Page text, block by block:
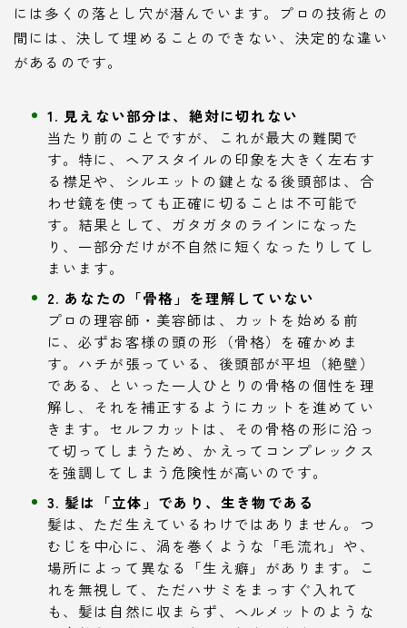
には多くの落とし穴が潜んでいます。プロの技術との
間には、決して埋めることのできない、決定的な違い
があるのです。
1. 見えない部分は、絶対に切れない
当たり前のことですが、これが最大の難関で
す。特に、ヘアスタイルの印象を大きく左右す
る襟足や、シルエットの鍵となる後頭部は、合
わせ鏡を使っても正確に切ることは不可能で
す。結果として、ガタガタのラインになった
り、一部分だけが不自然に短くなったりしてし
まいます。
2. あなたの「骨格」を理解していない
プロの理容師・美容師は、カットを始める前
に、必ずお客様の頭の形（骨格）を確かめま
す。ハチが張っている、後頭部が平坦（絶壁）
である、といった一人ひとりの骨格の個性を理
解し、それを補正するようにカットを進めてい
きます。セルフカットは、その骨格の形に沿っ
て切ってしまうため、かえってコンプレックス
を強調してしまう危険性が高いのです。
3. 髪は「立体」であり、生き物である
髪は、ただ生えているわけではありません。つ
むじを中心に、渦を巻くような「毛流れ」や、
場所によって異なる「生え癖」があります。こ
れを無視して、ただハサミをまっすぐ入れて
も、髪は自然に収まらず、ヘルメットのような